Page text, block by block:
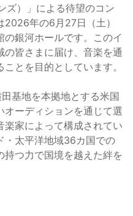
ズ）」による待望のコン
年の6月27日（土）
銀河ホールです。このイ
皆さまに届け、音楽を通
とを目的としています。
基地を本拠地とする米国
オーディションを通じて選
楽家によって構成されてい
・太平洋地域36カ国での
つ力で国境を越えた絆を